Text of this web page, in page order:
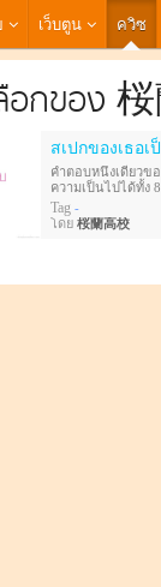
เว็บตูน ควิซ
อกของ
สเปกของเธอ
คำตอบหนึ่งเดียวข
ความเป็นไปได้ทั้ง
ทีเดียวจบ ไม่ไหวแล้
Tag -
โดย 桜蘭高校